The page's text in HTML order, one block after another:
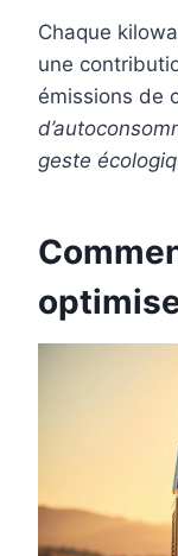
Chaque
une
émissions de
geste